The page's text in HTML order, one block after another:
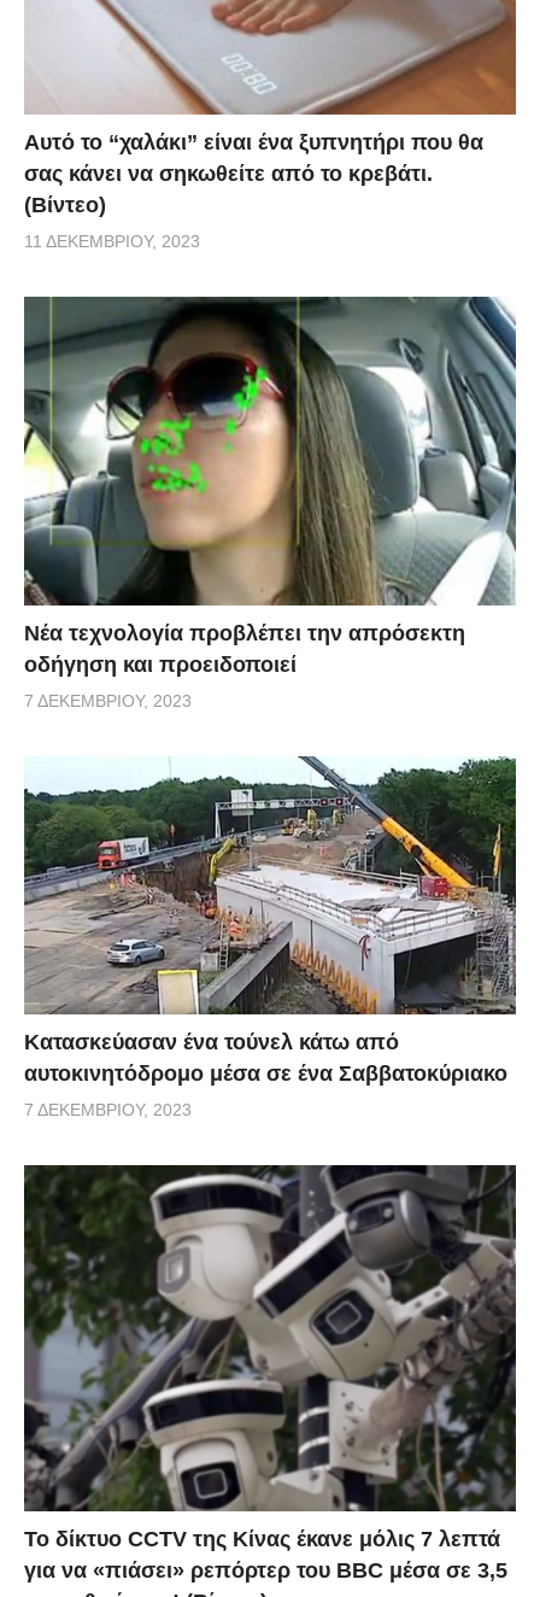
Αυτό το “χαλάκι” είναι ένα ξυπνητήρι που θα
σας κάνει να σηκωθείτε από το κρεβάτι.
(Βίντεο)
11 ΔΕΚΕΜΒΡΊΟΥ, 2023
Νέα τεχνολογία προβλέπει την απρόσεκτη
οδήγηση και προειδοποιεί
7 ΔΕΚΕΜΒΡΊΟΥ, 2023
Κατασκεύασαν ένα τούνελ κάτω από
αυτοκινητόδρομο μέσα σε ένα Σαββατοκύριακο
7 ΔΕΚΕΜΒΡΊΟΥ, 2023
Το δίκτυο CCTV της Κίνας έκανε μόλις 7 λεπτά
για να «πιάσει» ρεπόρτερ του BBC μέσα σε 3,5